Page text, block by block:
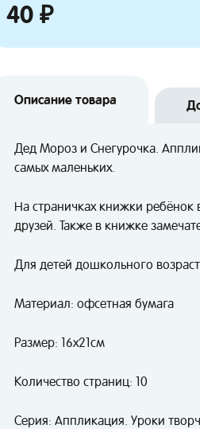
40 ₽
Описание товара
Дед Мороз и Снегурочка.
самых маленьких.
На страничках книжки ребёнок
друзей. Также в книжке
Для детей дошкольного
Материал: офсетная бумага
Размер: 16х21см
Количество страниц: 10
Серия: Аппликация. Уроки